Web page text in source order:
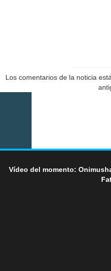
Los comentarios de la noticia
Vídeo del momento: